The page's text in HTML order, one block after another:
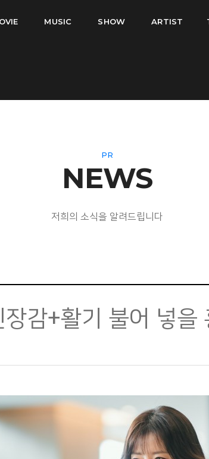
MUSIC SHOW ARTIST
PR
NEWS
저희의 소식을 알려드립니다
감+활기 불어 넣을